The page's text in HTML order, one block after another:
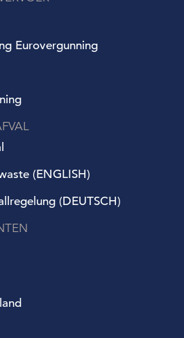
Eurovergunning
(ENGLISH)
(DEUTSCH)